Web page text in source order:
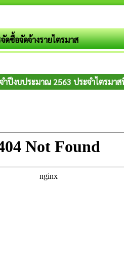
ดซื้อจัดจ้างรายไตรมาส
ำปีงบประมาณ 2563 ประจำไตรมา